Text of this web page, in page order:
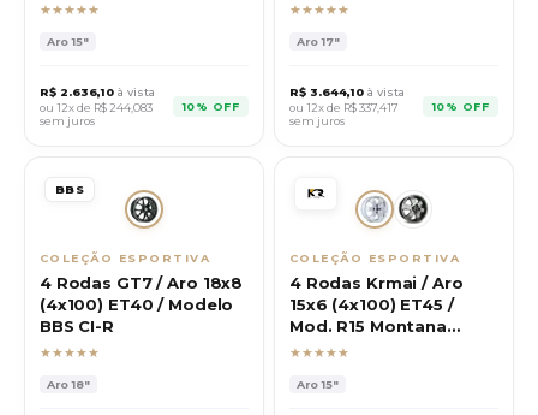
★★★★★
Aro15"
R$ 2.636,10 à vista
ou 12x de R$ 244,083
sem juros
10% OFF
★★★★★
Aro17"
R$ 3.644,10 à vista
ou 12x de R$337,417
sem juros
10% OFF
BBS
COLEÇÃO ESPORTIVA
4 Rodas GT7 / Aro 18x8
(4x100) ET40 / Modelo
BBS CI-R
★★★★★
Aro18"
COLEÇÃO ESPORTIVA
4 Rodas Krmai / Aro
15x6 (4x100) ET45 /
Mod. R15 Montana
Sport
★★★★★
Aro15"